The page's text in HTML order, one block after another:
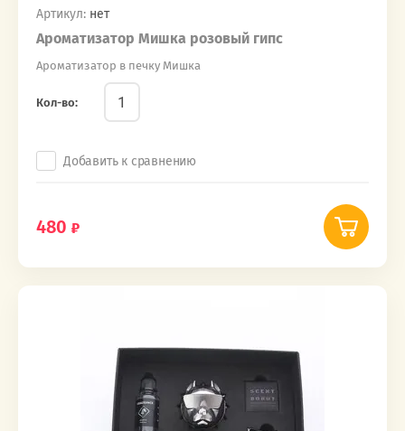
Артикул: нет
Ароматизатор Мишка розовый гипс
Ароматизатор в печку Мишка
Кол-во:
Добавить к сравнению
480